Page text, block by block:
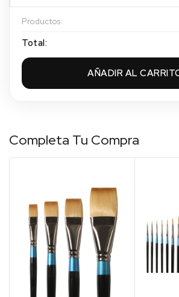
Productos:
Total:
AÑADIR AL
Completa Tu Compra